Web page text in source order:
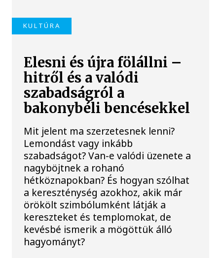
KULTÚRA
Elesni és újra fölállni –
hitről és a valódi
szabadságról a
bakonybéli bencésekkel
Mit jelent ma szerzetesnek lenni?
Lemondást vagy inkább
szabadságot? Van-e valódi üzenete a
nagyböjtnek a rohanó
hétköznapokban? És hogyan szólhat
a kereszténység azokhoz, akik már
örökölt szimbólumként látják a
kereszteket és templomokat, de
kevésbé ismerik a mögöttük álló
hagyományt?